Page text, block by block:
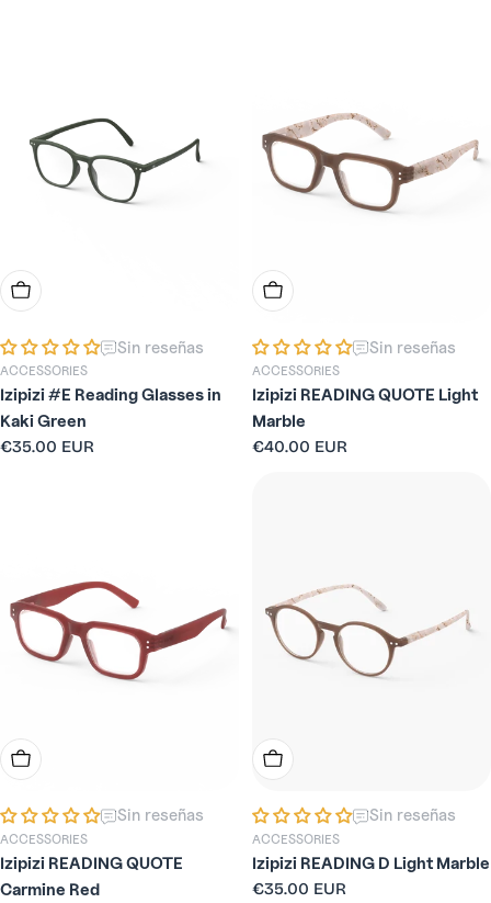
Elige Opciones
Sin reseñas
ACCESSORIES
Izipizi #E Reading Glasses in
Kaki Green
Precio
€35.00 EUR
Elige Opciones
Sin reseñas
ACCESSORIES
Izipizi READING QUOTE Light
Marble
Precio
€40.00 EUR
Elige Opciones
Sin reseñas
ACCESSORIES
Izipizi READING QUOTE
Carmine Red
Elige Opciones
Sin reseñas
ACCESSORIES
Izipizi READING D Light Marble
Precio
€35.00 EUR